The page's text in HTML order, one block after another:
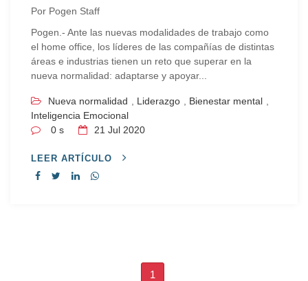
Por Pogen Staff
Pogen.- Ante las nuevas modalidades de trabajo como
el home office, los líderes de las compañías de distintas
áreas e industrias tienen un reto que superar en la
nueva normalidad: adaptarse y apoyar...
Nueva normalidad Liderazgo Bienestar mental
Inteligencia Emocional
0 s
21 Jul 2020
LEER ARTÍCULO
1